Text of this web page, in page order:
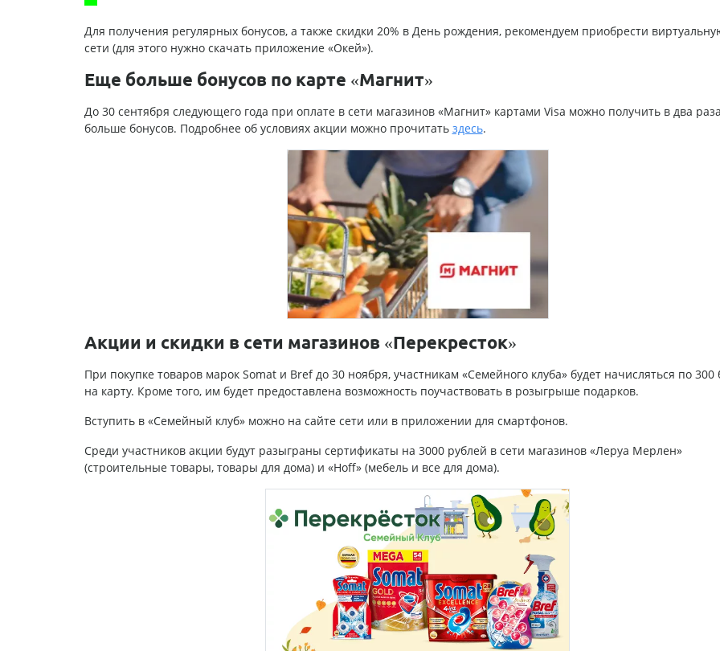
Для получения регулярных бонусов, а также скидки 20% в День рождения, рекомендуем приобрести
сети (для этого нужно скачать приложение «Окей»).
Еще больше бонусов по карте «Магнит»
До 30 сентября следующего года при оплате в сети магазинов «Магнит» картами Visa можно получить в два раза
больше бонусов. Подробнее об условиях акции можно прочитать здесь.
Акции и скидки в сети магазинов «Перекресток»
При покупке товаров марок Somat и Bref до 30 ноября, участникам «Семейного клуба» будет начисляться по 300
на карту. Кроме того, им будет предоставлена возможность поучаствовать в розыгрыше подарков.
Вступить в «Семейный клуб» можно на сайте сети или в приложении для смартфонов.
Среди участников акции будут разыграны сертификаты на 3000 рублей в сети магазинов «Леруа Мерлен»
(строительные товары, товары для дома) и «Hoff» (мебель и все для дома).